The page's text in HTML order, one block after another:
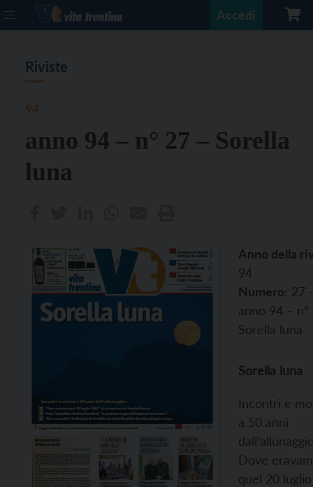
Accedi
Riviste
anno 94 – n° 27 – Sorella
luna
Anno della
94
Numero: 27 -
anno 94 – n°
Sorella luna
Sorella luna
Incontri e
a 50 anni
Dove
quel 20 luglio